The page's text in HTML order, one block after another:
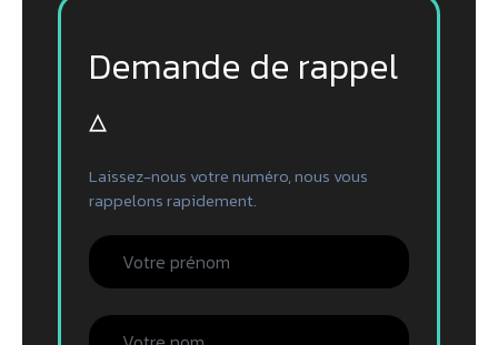
Demande de rappel
▵
Laissez-nous votre numéro, nous vous
rappelons rapidement.